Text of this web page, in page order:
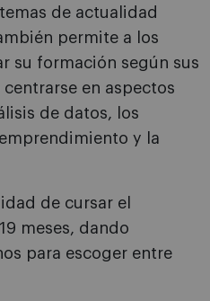
de actualidad
permite a los
su formación según sus
en aspectos
de datos, los
y la
de cursar el
meses, dando
para escoger entre